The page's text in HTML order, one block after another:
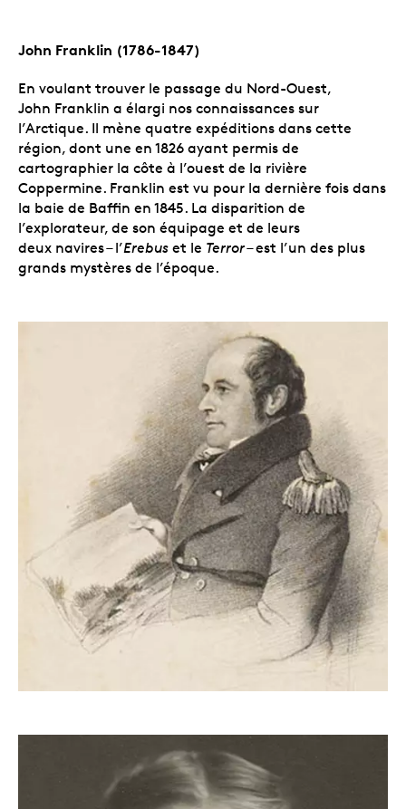
John Franklin (1786-1847)
En voulant trouver le passage du Nord-Ouest,
John Franklin a élargi nos connaissances sur
l’Arctique. Il mène quatre expéditions dans cette
région, dont une en 1826 ayant permis de
cartographier la côte à l’ouest de la rivière
Coppermine. Franklin est vu pour la dernière fois dans
la baie de Baffin en 1845. La disparition de
l’explorateur, de son équipage et de leurs
deux navires – l’Erebus et le Terror– est l’un des plus
grands mystères de l’époque.